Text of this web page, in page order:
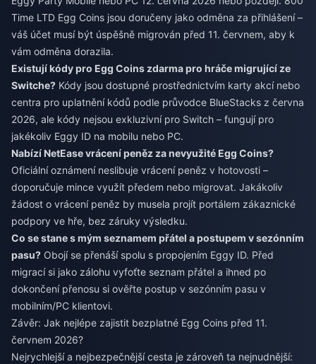
Time LTD Egg Coins jsou doručeny jako odměna za přihlášení –
váš účet musí být úspěšně migrován před 11. červnem, aby k
vám odměna dorazila.
Existují kódy pro Egg Coins zdarma pro hráče migrující ze
Switche? Kódy jsou dostupné prostřednictvím karty akcí nebo
centra pro uplatnění kódů podle průvodce BlueStacks z června
2026, ale kódy nejsou exkluzivní pro Switch – fungují pro
jakékoliv Eggy ID na mobilu nebo PC.
Nabízí NetEase vrácení peněz za nevyužité Egg Coins?
Oficiální oznámení neslibuje vrácení peněz v hotovosti –
doporučuje mince využít předem nebo migrovat. Jakákoliv
žádost o vrácení peněz by musela projít portálem zákaznické
podpory ve hře, bez záruky výsledku.
Co se stane s mým seznamem přátel a postupem v sezónním
pasu? Obojí se přenáší spolu s propojením Eggy ID. Před
migrací si jako zálohu vyfoťte seznam přátel a ihned po
dokončení přenosu si ověřte postup v sezónním pasu v
mobilním/PC klientovi.
Závěr: Jak nejlépe zajistit bezplatné Egg Coins před 11.
červnem 2026?
Nejrychlejší a nejbezpečnější cesta je zároveň ta nejnudnější: